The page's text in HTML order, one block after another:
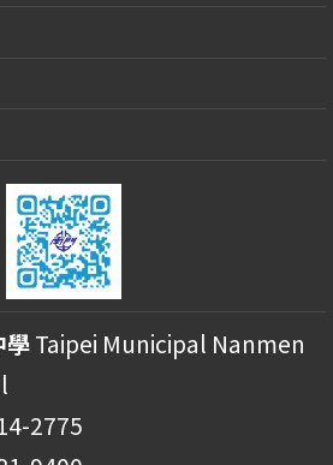
學Taipei Municipal Nanmen
2775